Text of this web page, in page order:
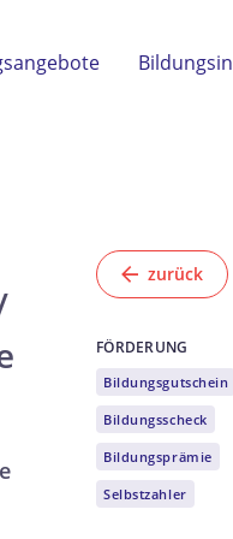
zurück
FÖRDERUNG
Bildungsgutschein
Bildungsscheck
Bildungsprämie
Selbstzahler